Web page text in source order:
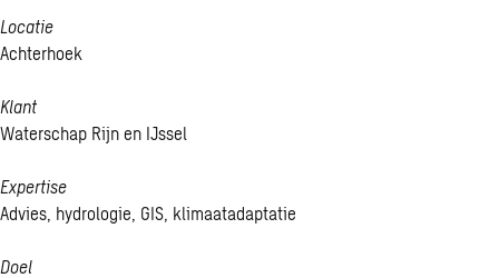
Locatie
Achterhoek
Klant
Waterschap Rijn en IJssel
Expertise
Advies, hydrologie, GIS, klimaatadaptatie
Doel